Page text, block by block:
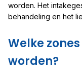
worden. Het
behandeling en het
Welke
worden?